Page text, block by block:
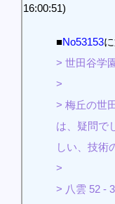
16:00:51)
■No53153
> 世田谷学
>
> 梅丘の世
は、疑問で
しい、技術
>
> 八雲 52 -